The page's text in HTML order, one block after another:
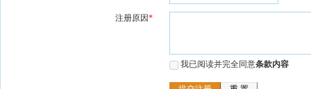
注册原因*
我已阅读并完全同意条款内容